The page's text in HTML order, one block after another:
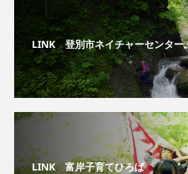
LINK 登別市ネイチャーセンター
LINK 富岸子育てひろば